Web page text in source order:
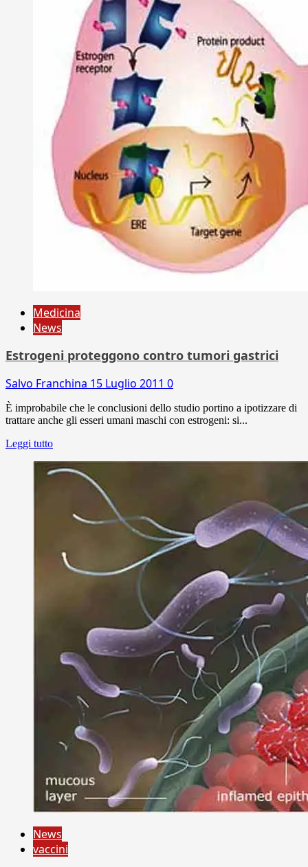
Medicina
News
Estrogeni proteggono contro tumori gastrici
Salvo Franchina 15 Luglio 2011 0
È improbabile che le conclusioni dello studio portino a ipotizzare di
trattare anche gli esseri umani maschi con estrogeni: si...
Leggi tutto
News
vaccini